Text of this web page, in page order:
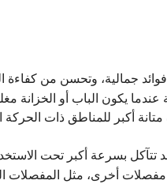
جمالية، وتحسن من
يكون الباب أو الخزانة
أكبر للمناطق ذات الحركة
بسرعة أكبر تحت
أخرى، مثل المفصلات